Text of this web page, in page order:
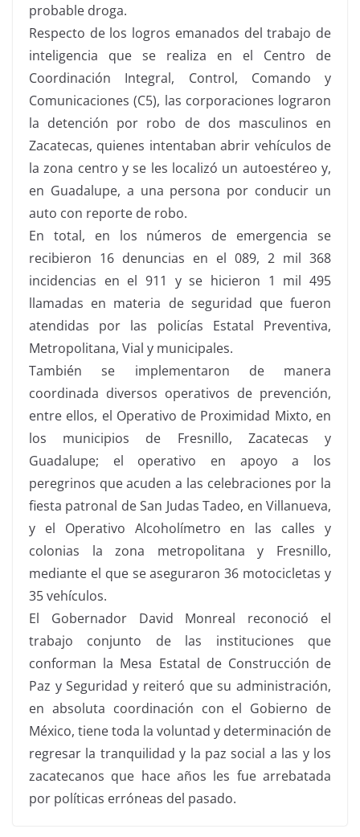
probable droga.
Respecto de los logros emanados del trabajo de
inteligencia que se realiza en el Centro de
Coordinación Integral, Control, Comando y
Comunicaciones (C5), las corporaciones lograron
la detención por robo de dos masculinos en
Zacatecas, quienes intentaban abrir vehículos de
la zona centro y se les localizó un autoestéreo y,
en Guadalupe, a una persona por conducir un
auto con reporte de robo.
En total, en los números de emergencia se
recibieron 16 denuncias en el 089, 2 mil 368
incidencias en el 911 y se hicieron 1 mil 495
llamadas en materia de seguridad que fueron
atendidas por las policías Estatal Preventiva,
Metropolitana, Vial y municipales.
También se implementaron de manera
coordinada diversos operativos de prevención,
entre ellos, el Operativo de Proximidad Mixto, en
los municipios de Fresnillo, Zacatecas y
Guadalupe; el operativo en apoyo a los
peregrinos que acuden a las celebraciones por la
fiesta patronal de San Judas Tadeo, en Villanueva,
y el Operativo Alcoholímetro en las calles y
colonias la zona metropolitana y Fresnillo,
mediante el que se aseguraron 36 motocicletas y
35 vehículos.
El Gobernador David Monreal reconoció el
trabajo conjunto de las instituciones que
conforman la Mesa Estatal de Construcción de
Paz y Seguridad y reiteró que su administración,
en absoluta coordinación con el Gobierno de
México, tiene toda la voluntad y determinación de
regresar la tranquilidad y la paz social a las y los
zacatecanos que hace años les fue arrebatada
por políticas erróneas del pasado.